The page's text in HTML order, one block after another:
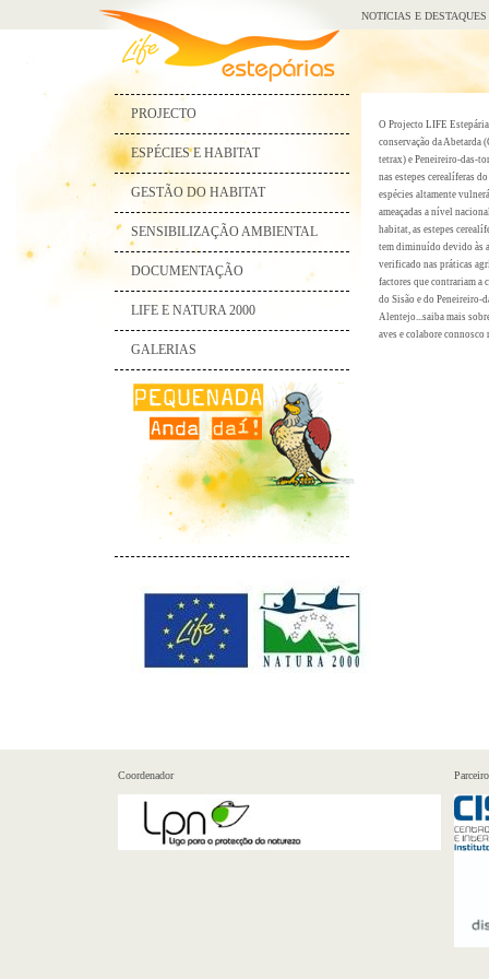
PROJECTO
ESPÉCIES E HABITAT
GESTÃO DO HABITAT
SENSIBILIZAÇÃO AMBIENTAL
DOCUMENTAÇÃO
LIFE E NATURA 2000
GALERIAS
NOTICIAS E DESTAQUES
O Projecto LIFE
conservação da Abetarda
tetrax) e Peneireiro-das-
nas estepes cerealíferas
espécies altamente
ameaçadas a nível
habitat, as estepes
tem diminuído devido às
verificado nas práticas
factores que contrariam a
do Sisão e do Peneireiro-
Alentejo...saiba mais
aves e colabore connosco
Coordenador